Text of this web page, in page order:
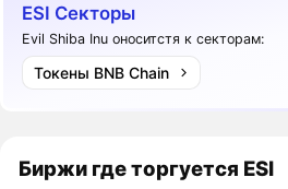
ESI Секторы
Evil Shiba Inu оноситстя к секторам:
Токены BNB Chain
Биржи где торгуется ESI